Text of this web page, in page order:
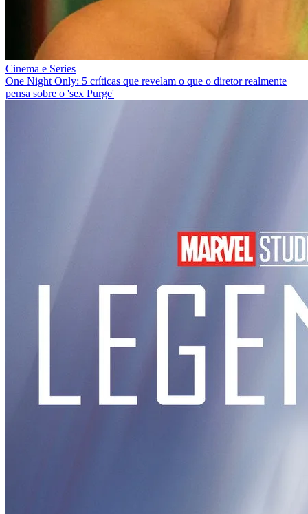
Cinema e Series
One Night Only: 5 críticas que revelam o que o diretor realmente
pensa sobre o 'sex Purge'